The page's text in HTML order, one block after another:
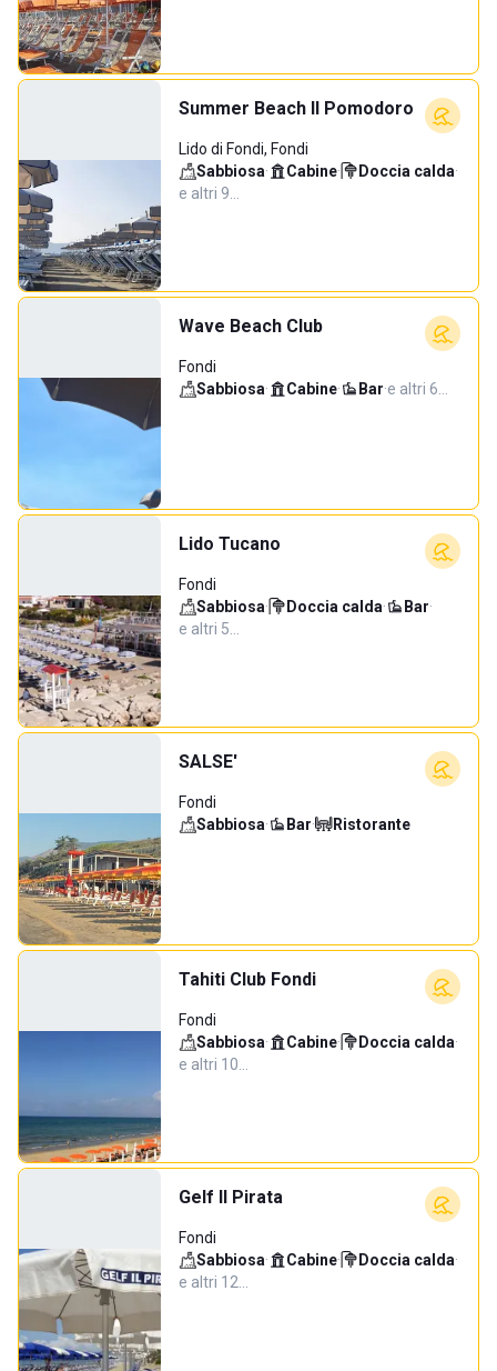
Summer Beach Il Pomodoro
Lido di Fondi, Fondi
Sabbiosa· Cabine· Doccia calda·
e altri 9…
Wave Beach Club
Fondi
Sabbiosa· Cabine· Bar·e altri 6…
Lido Tucano
Fondi
Sabbiosa· Doccia calda· Bar·
e altri 5…
SALSE'
Fondi
Sabbiosa· Bar· Ristorante
Tahiti Club Fondi
Fondi
Sabbiosa· Cabine· Doccia calda·
e altri 10…
Gelf Il Pirata
Fondi
Sabbiosa· Cabine· Doccia calda·
e altri 12…